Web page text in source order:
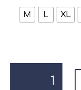
M L XL
Podkoszulka